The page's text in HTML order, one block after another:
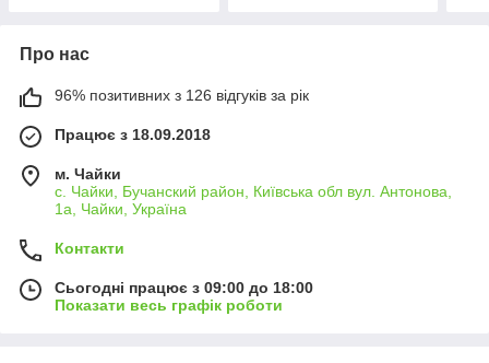
Про нас
96% позитивних з 126 відгуків за рік
Працює з 18.09.2018
м. Чайки
с. Чайки, Бучанский район, Київська обл вул. Антонова,
1а, Чайки, Україна
Контакти
Сьогодні працює з 09:00 до 18:00
Показати весь графік роботи